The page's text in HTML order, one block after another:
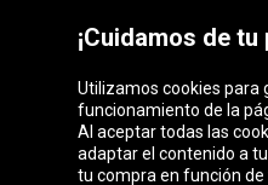
Grupo Oponeo
¡Cuidamos de
Utilizamos cookies para
funcionamiento de la
Al aceptar todas las
adaptar el contenido a
tu compra en función de